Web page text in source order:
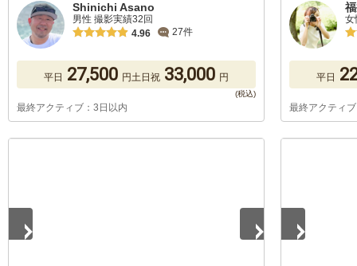
Shinichi Asano
男性 撮影実績32回
4.96
27件
平日 27,500 円土日祝 33,000 円
最終アクティブ：3日以内
女
平日
最終アクティ